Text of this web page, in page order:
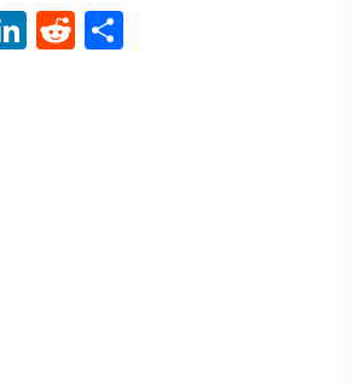
LinkedIn
Reddit